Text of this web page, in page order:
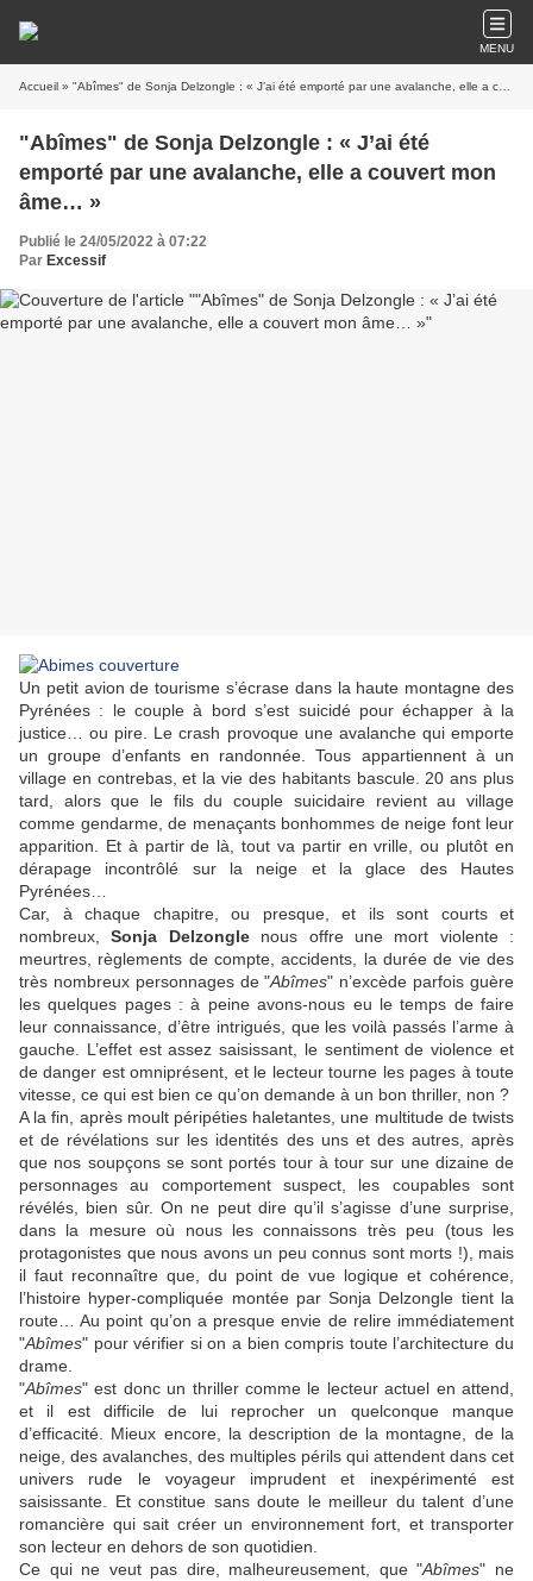
MENU
Accueil » "Abîmes" de Sonja Delzongle : « J’ai été emporté par une avalanche, elle a couvert mon âme… »
"Abîmes" de Sonja Delzongle : « J’ai été
emporté par une avalanche, elle a couvert mon
âme… »
Publié le 24/05/2022 à 07:22
Par Excessif
Un petit avion de tourisme s’écrase dans la haute montagne des
Pyrénées : le couple à bord s’est suicidé pour échapper à la
justice… ou pire. Le crash provoque une avalanche qui emporte
un groupe d’enfants en randonnée. Tous appartiennent à un
village en contrebas, et la vie des habitants bascule. 20 ans plus
tard, alors que le fils du couple suicidaire revient au village
comme gendarme, de menaçants bonhommes de neige font leur
apparition. Et à partir de là, tout va partir en vrille, ou plutôt en
dérapage incontrôlé sur la neige et la glace des Hautes
Pyrénées…
Car, à chaque chapitre, ou presque, et ils sont courts et
nombreux,Sonja Delzongle nous offre une mort violente :
meurtres, règlements de compte, accidents, la durée de vie des
très nombreux personnages de "Abîmes" n’excède parfois guère
les quelques pages : à peine avons-nous eu le temps de faire
leur connaissance, d’être intrigués, que les voilà passés l’arme à
gauche. L’effet est assez saisissant, le sentiment de violence et
de danger est omniprésent, et le lecteur tourne les pages à toute
vitesse, ce qui est bien ce qu’on demande à un bon thriller, non ?
A la fin, après moult péripéties haletantes, une multitude de twists
et de révélations sur les identités des uns et des autres, après
que nos soupçons se sont portés tour à tour sur une dizaine de
personnages au comportement suspect, les coupables sont
révélés, bien sûr. On ne peut dire qu’il s’agisse d’une surprise,
dans la mesure où nous les connaissons très peu (tous les
protagonistes que nous avons un peu connus sont morts !), mais
il faut reconnaître que, du point de vue logique et cohérence,
l’histoire hyper-compliquée montée parSonja Delzongle tient la
route… Au point qu’on a presque envie de relire immédiatement
"Abîmes" pour vérifier si on a bien compris toute l’architecture du
drame.
"Abîmes" est donc un thriller comme le lecteur actuel en attend,
et il est difficile de lui reprocher un quelconque manque
d’efficacité. Mieux encore, la description de la montagne, de la
neige, des avalanches, des multiples périls qui attendent dans cet
univers rude le voyageur imprudent et inexpérimenté est
saisissante. Et constitue sans doute le meilleur du talent d’une
romancière qui sait créer un environnement fort, et transporter
son lecteur en dehors de son quotidien.
Ce qui ne veut pas dire, malheureusement, que "Abîmes" ne